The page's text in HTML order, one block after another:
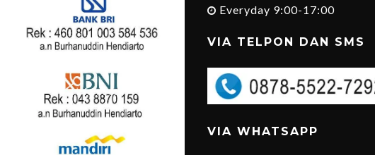
Everyday 9:00-17:00
VIA TELPON DAN SMS
VIA WHATSAPP